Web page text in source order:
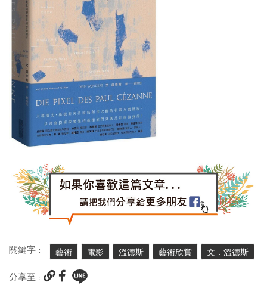
關鍵字 : 藝術 電影 溫德斯 藝術欣賞 文．溫德斯
分享至 :